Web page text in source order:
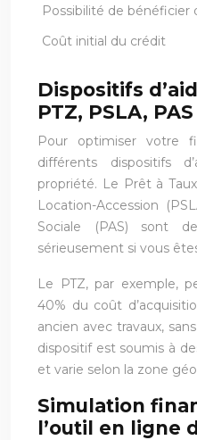
Possibilité de bénéficier
Coût initial du crédit
Dispositifs
PTZ, PSLA, PAS
Pour optimiser votre
différents dispositifs
propriété. Le Prêt à
Location-Accession
Sociale (PAS) sont
sérieusement si vous
Le PTZ, par exemple,
40% du coût
ancien avec travaux,
dispositif est soumis à
et varie selon la zone
Simulation
l’outil en ligne